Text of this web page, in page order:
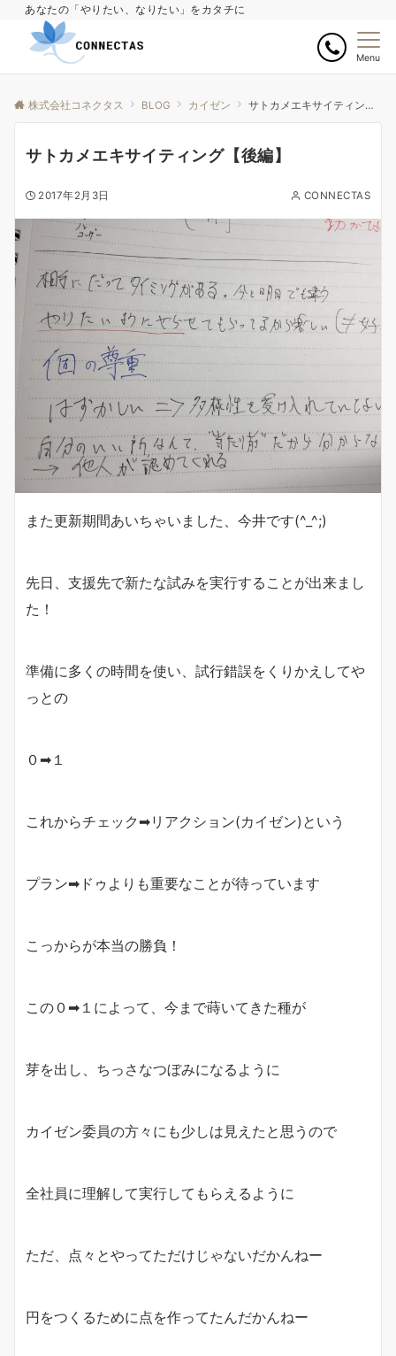
あなたの「やりたい、なりたい」をカタチに
Menu
株式会社コネクタス BLOG カイゼン サトカメエキサイティング【後編】
サトカメエキサイティング【後編】
2017年2月3日 CONNECTAS
また更新期間あいちゃいました、今井です(^_^;)
先日、支援先で新たな試みを実行することが出来まし
た！
準備に多くの時間を使い、試行錯誤をくりかえしてや
っとの
０➡１
これからチェック➡リアクション(カイゼン)という
プラン➡ドゥよりも重要なことが待っています
こっからが本当の勝負！
この０➡１によって、今まで蒔いてきた種が
芽を出し、ちっさなつぼみになるように
カイゼン委員の方々にも少しは見えたと思うので
全社員に理解して実行してもらえるように
ただ、点々とやってただけじゃないだかんねー
円をつくるために点を作ってたんだかんねー